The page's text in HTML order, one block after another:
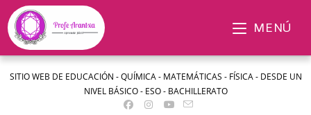
SITIO WEB DE EDUCACIÓN - QUÍMICA - MATEMÁTICAS - FÍSICA - DESDE UN
NIVEL BÁSICO - ESO - BACHILLERATO
MENÚ